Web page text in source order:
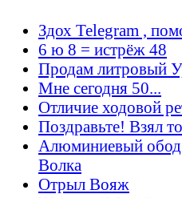
Здох Telegram ,
6 ю 8 = истрёж 48
Продам литровый
Мне сегодня 50...
Отличие ходовой
Поздравьте! Взял
Алюминиевый обод
Волка
Отрыл Вояж